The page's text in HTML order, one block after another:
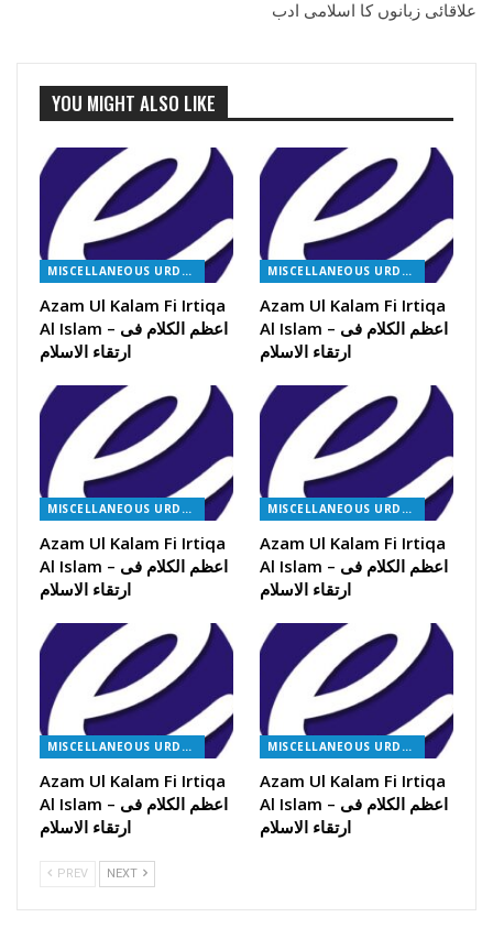
علاقائی زبانوں کا اسلامی ادب
YOU MIGHT ALSO LIKE
MISCELLANEOUS URDU BOOKS
Azam Ul Kalam Fi Irtiqa
Al Islam – اعظم الکلام فی
ارتقاء الاسلام
MISCELLANEOUS URDU BOOKS
Azam Ul Kalam Fi Irtiqa
Al Islam – اعظم الکلام فی
ارتقاء الاسلام
MISCELLANEOUS URDU BOOKS
Azam Ul Kalam Fi Irtiqa
Al Islam – اعظم الکلام فی
ارتقاء الاسلام
MISCELLANEOUS URDU BOOKS
Azam Ul Kalam Fi Irtiqa
Al Islam – اعظم الکلام فی
ارتقاء الاسلام
MISCELLANEOUS URDU BOOKS
Azam Ul Kalam Fi Irtiqa
Al Islam – اعظم الکلام فی
ارتقاء الاسلام
MISCELLANEOUS URDU BOOKS
Azam Ul Kalam Fi Irtiqa
Al Islam – اعظم الکلام فی
ارتقاء الاسلام
PREV NEXT